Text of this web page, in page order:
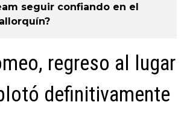
seguir confiando en el
regreso al lugar
definitivamente